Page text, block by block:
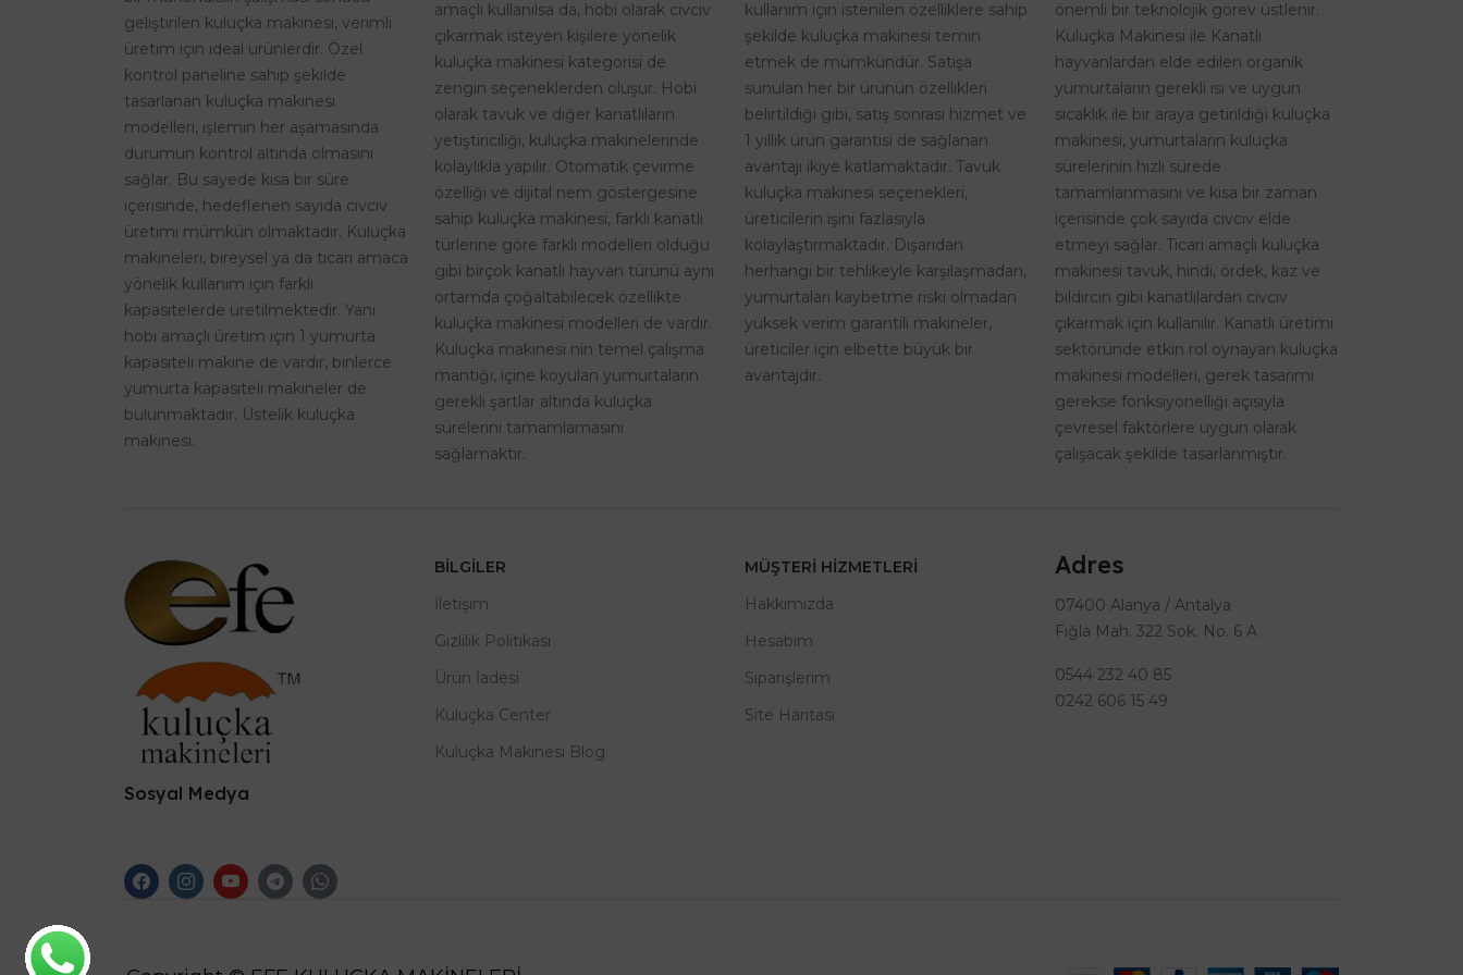
geliştirilen kuluçka makinesi, verimli
üretim için ideal ürünlerdir. Özel
kontrol paneline sahip şekilde
tasarlanan kuluçka makinesi
modelleri, işlemin her aşamasında
durumun kontrol altında olmasını
sağlar. Bu sayede kısa bir süre
içerisinde, hedeflenen sayıda civciv
üretimi mümkün olmaktadır. Kuluçka
makineleri, bireysel ya da ticari amaca
yönelik kullanım için farklı
kapasitelerde üretilmektedir. Yani
hobi amaçlı üretim için 1 yumurta
kapasiteli makine de vardır, binlerce
yumurta kapasiteli makineler de
bulunmaktadır. Üstelik kuluçka
makinesi.
amaçlı kullanılsa da, hobi olarak civciv
çıkarmak isteyen kişilere yönelik
kuluçka makinesi kategorisi de
zengin seçeneklerden oluşur. Hobi
olarak tavuk ve diğer kanatlıların
yetiştiriciliği, kuluçka makinelerinde
kolaylıkla yapılır. Otomatik çevirme
özelliği ve dijital nem göstergesine
sahip kuluçka makinesi, farklı kanatlı
türlerine göre farklı modelleri olduğu
gibi birçok kanatlı hayvan türünü aynı
ortamda çoğaltabilecek özellikte
kuluçka makinesi modelleri de vardır.
Kuluçka makinesi nin temel çalışma
mantığı, içine koyulan yumurtaların
gerekli şartlar altında kuluçka
sürelerini tamamlamasını
sağlamaktır.
kullanım için istenilen özelliklere sahip
şekilde kuluçka makinesi temin
etmek de mümkündür. Satışa
sunulan her bir ürünün özellikleri
belirtildiği gibi, satış sonrası hizmet ve
1 yıllık ürün garantisi de sağlanan
avantajı ikiye katlamaktadır. Tavuk
kuluçka makinesi seçenekleri,
üreticilerin işini fazlasıyla
kolaylaştırmaktadır. Dışarıdan
herhangi bir tehlikeyle karşılaşmadan,
yumurtaları kaybetme riski olmadan
yüksek verim garantili makineler,
üreticiler için elbette büyük bir
avantajdır.
önemli bir teknolojik görev üstlenir.
Kuluçka Makinesi ile Kanatlı
hayvanlardan elde edilen organik
yumurtaların gerekli ısı ve uygun
sıcaklık ile bir araya getirildiği kuluçka
makinesi, yumurtaların kuluçka
sürelerinin hızlı sürede
tamamlanmasını ve kısa bir zaman
içerisinde çok sayıda civciv elde
etmeyi sağlar. Ticari amaçlı kuluçka
makinesi tavuk, hindi, ördek, kaz ve
bıldırcın gibi kanatlılardan civciv
çıkarmak için kullanılır. Kanatlı üretimi
sektöründe etkin rol oynayan kuluçka
makinesi modelleri, gerek tasarımı
gerekse fonksiyonelliği açısıyla
çevresel faktörlere uygun olarak
çalışacak şekilde tasarlanmıştır.
Sosyal Medya
BILGILER
İletişim
Gizlilik Politikası
Ürün İadesi
Kuluçka Center
Kuluçka Makinesi Blog
MÜŞTERI HIZMETLERI
Hakkımızda
Hesabım
Siparişlerim
Site Haritası
Adres
07400 Alanya / Antalya
Fığla Mah. 322 Sok. No. 6 A
0544 232 40 85
0242 606 15 49